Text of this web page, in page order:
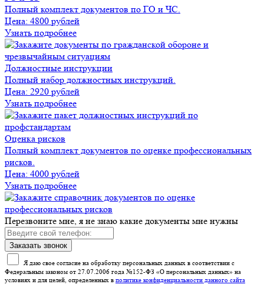
Полный комплект документов по ГО и ЧС.
Цена: 4800 рублей
Узнать подробнее
Должностные инструкции
Полный набор должностных инструкций.
Цена: 2920 рублей
Узнать подробнее
Оценка рисков
Полный комплект документов по оценке профессиональных
рисков.
Цена: 4000 рублей
Узнать подробнее
Перезвоните мне , я не знаю какие документы мне нужны
Я даю свое согласие на обработку персональных данных в соответствии с
Федеральным законом от 27.07.2006 года №152-ФЗ «О персональных данных» на
условиях и для целей, определенных в политике конфиденциальности данного сайта